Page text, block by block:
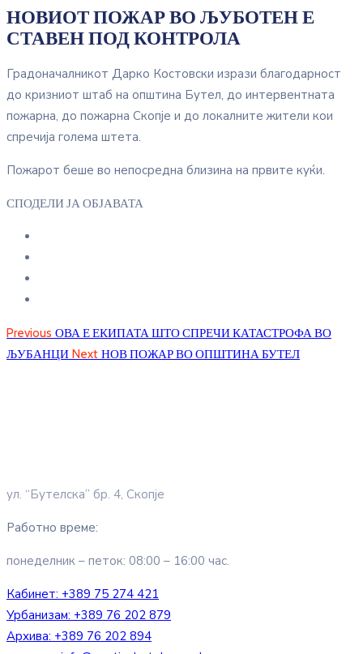
НОВИОТ ПОЖАР ВО ЉУБОТЕН Е
СТАВЕН ПОД КОНТРОЛА
Градоначалникот Дарко Костовски изрази благодарност
до кризниот штаб на општина Бутел, до интервентната
пожарна, до пожарна Скопје и до локалните жители кои
спречија голема штета.
Пожарот беше во непосредна близина на првите куќи.
СПОДЕЛИ ЈА ОБЈАВАТА
Previous ОВА Е ЕКИПАТА ШТО СПРЕЧИ КАТАСТРОФА ВО
ЉУБАНЦИ Next НОВ ПОЖАР ВО ОПШТИНА БУТЕЛ
ул. “Бутелска” бр. 4, Скопје
Работно време:
понеделник – петок: 08:00 – 16:00 час.
Кабинет: +389 75 274 421
Урбанизам: +389 76 202 879
Архива: +389 76 202 894